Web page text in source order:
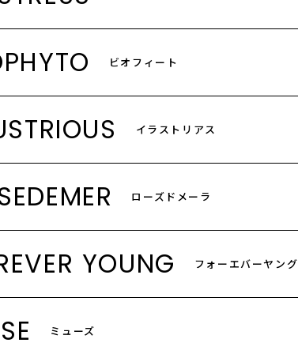
ビオフィート
イラストリアス
ローズドメーラ
YOUNG フォーエバーヤング
ミューズ